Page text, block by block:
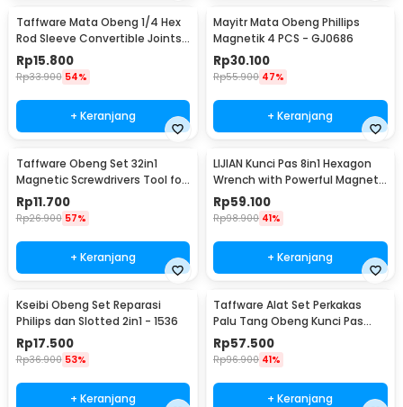
Taffware Mata Obeng 1/4 Hex
Rod Sleeve Convertible Joints
8 PCS
Rp15.800
Rp33.900 54%
+ Keranjang
Mayitr Mata Obeng Phillips
Magnetik 4 PCS - GJ0686
Rp30.100
Rp55.900 47%
+ Keranjang
Taffware Obeng Set 32in1
Magnetic Screwdrivers Tool for
Smartphone - 7089C
Rp11.700
Rp26.900 57%
+ Keranjang
LIJIAN Kunci Pas 8in1 Hexagon
Wrench with Powerful Magnet
- LJ21
Rp59.100
Rp98.900 41%
+ Keranjang
Kseibi Obeng Set Reparasi
Philips dan Slotted 2in1 - 1536
Rp17.500
Rp36.900 53%
+ Keranjang
Taffware Alat Set Perkakas
Palu Tang Obeng Kunci Pas
15in1 - YL-8016
Rp57.500
Rp96.900 41%
+ Keranjang